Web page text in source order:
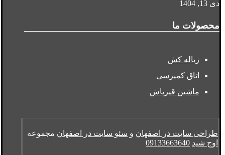
دی 13, 1404
محصولات ما
زباله کش
اتاق کمپرسی
ماشین قیرپاش
طراحی سایت در اصفهان و سئو سایت در اصفهان مجموعه
اوج شید 09133663640